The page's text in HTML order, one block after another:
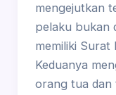
mengejutkan
pelaku bukan
memiliki Surat
Keduanya
orang tua dan